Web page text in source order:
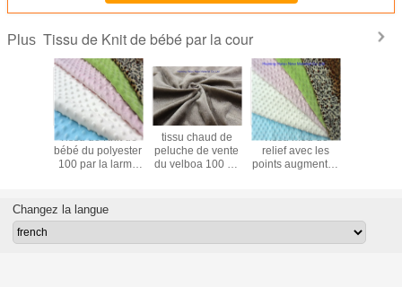
Plus Tissu de Knit de bébé par la cour
Tissu de Knit de
bébé du polyester
100 par la larme
1.5mm~8mm
tissu chaud de
peluche de vente
du velboa 100 de
jouet mou de
Tissu mou de
relief avec les
points augmentés
Changez la langue